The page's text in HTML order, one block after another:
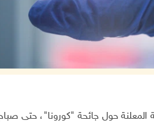
المعلنة حول جائحة "كورونا"، حتى
انتشال